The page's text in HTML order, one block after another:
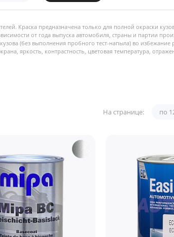
Краска предназначена только для полной окраски
от года выпуска автомобиля, страны и партии
(без выполнения пробного тест-напыла) во избежание
яркость, контрастность, цветовая температура,
На странице: по